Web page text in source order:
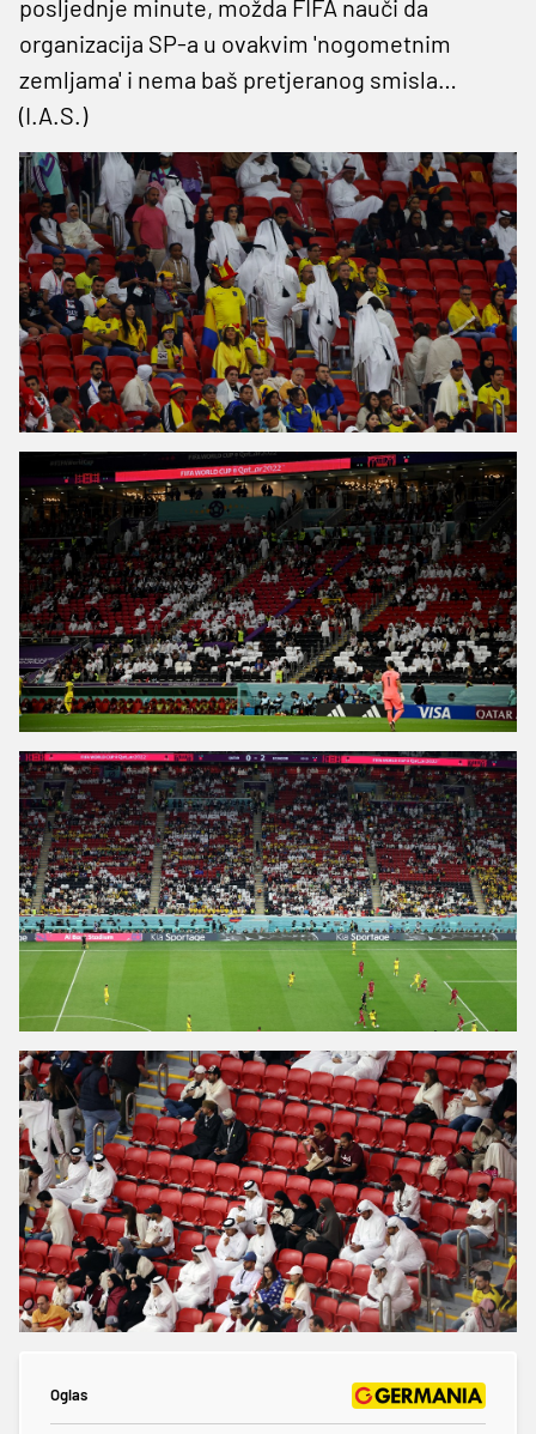
posljednje minute, možda FIFA nauči da
organizacija SP-a u ovakvim 'nogometnim
zemljama' i nema baš pretjeranog smisla…
(I.A.S.)
Oglas